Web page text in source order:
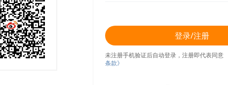
登录/注册
未注册手机验证后自动登录，注册即代表同意
条款》